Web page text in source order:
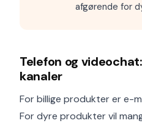
afgørende for
Telefon og
kanaler
For billige produkter er e-
For dyre produkter vil